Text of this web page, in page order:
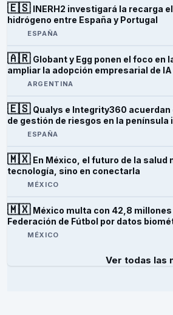
🇪🇸 INERH2 investigará la recarga
hidrógeno entre España y Portugal
ESPAÑA
🇦🇷 Globant y Egg ponen el foco en
ampliar la adopción empresarial de
ARGENTINA
🇪🇸 Qualys e Integrity360
de gestión de riesgos en la península
ESPAÑA
🇲🇽 En México, el futuro de la salud
tecnología, sino en conectarla
MÉXICO
🇲🇽 México multa con 42,8 millones
Federación de Fútbol por datos
MÉXICO
Ver todas las